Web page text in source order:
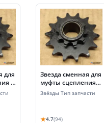
для
(z
Звезда сменная для
муфты сцепления
(z=13, шаг 12.7,
цепь 428)
Звёзды Тип запчасти
★4.7(94)